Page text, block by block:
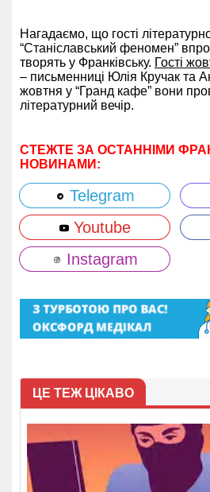
Нагадаємо, що гості
“Станіславський феномен”
творять у Франківську. Гості
– письменниці Юлія Кручак та
жовтня у “Гранд кафе” вони
літературний вечір.
СТЕЖТЕ ЗА ОСТАННІМИ
НОВИНАМИ:
Telegram
Youtube
Instagram
ЦЕ ТЕЖ ЦІКАВО